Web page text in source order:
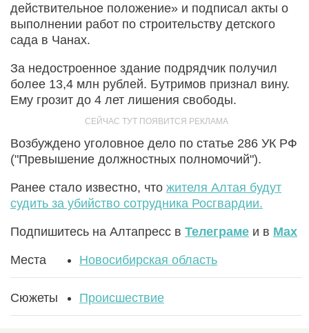
действительное положение» и подписал акты о
выполнении работ по строительству детского
сада в Чанах.
За недостроенное здание подрядчик получил
более 13,4 млн рублей. Бутримов признал вину.
Ему грозит до 4 лет лишения свободы.
Возбуждено уголовное дело по статье 286 УК РФ
("Превышение должностных полномочий").
Ранее стало известно, что жителя Алтая будут
судить за убийство сотрудника Росгвардии.
Подпишитесь на Алтапресс в Телеграме и в Max
Места Новосибирская область
Сюжеты Происшествие